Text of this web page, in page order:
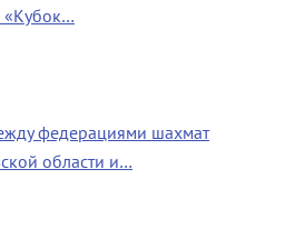
«Кубок…
федерациями шахмат
области и…